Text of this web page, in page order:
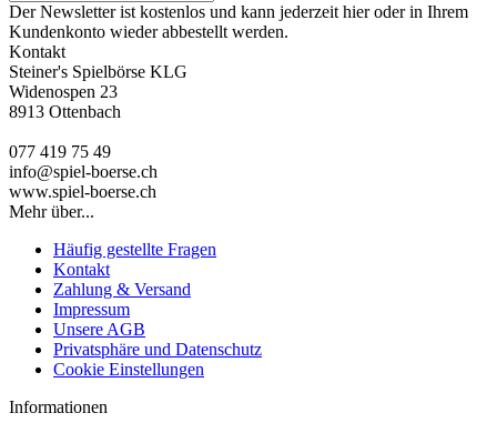
Der Newsletter ist kostenlos und kann jederzeit hier oder in Ihrem
Kundenkonto wieder abbestellt werden.
Kontakt
Steiner's Spielbörse KLG
Widenospen 23
8913 Ottenbach
077 419 75 49
info@spiel-boerse.ch
www.spiel-boerse.ch
Mehr über...
Häufig gestellte Fragen
Kontakt
Zahlung & Versand
Impressum
Unsere AGB
Privatsphäre und Datenschutz
Cookie Einstellungen
Informationen